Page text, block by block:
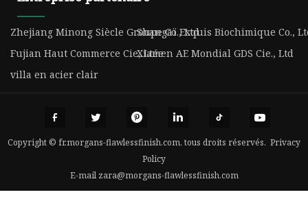
Zhejiang Minong Siècle Groupe Co., LtdShangaï Exquis Biochimique Co.,
Fujian Haut Commerce Cie, LtéeXiamen AE Mondial GDS Cie., Ltd
villa en acier clair
Copyright © fr.morgans-flawlessfinish.com, tous droits réservés. Privacy
Policy
E-mail zara@morgans-flawlessfinish.com